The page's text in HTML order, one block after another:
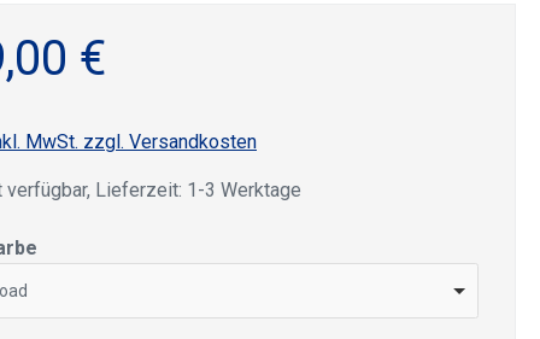
€
MwSt. zzgl. Versandkosten
verfügbar, Lieferzeit: 1-3 Werktage